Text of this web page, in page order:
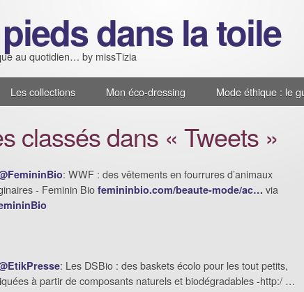
dans la toile
au quotidien… by missTizia
Les collections Mon éco-dressing Mode éthique : le
classés dans « Tweets »
: WWF : des vêtements en fourrures d’animaux
- Feminin Bio femininbio.com/beaute-mode/ac… via
: Les DSBio : des baskets écolo pour les tout petits,
à partir de composants naturels et biodégradables -http:/ …